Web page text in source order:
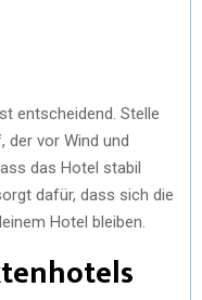
entscheidend. Stelle
der vor Wind und
das Hotel stabil
dafür, dass sich die
Hotel bleiben.